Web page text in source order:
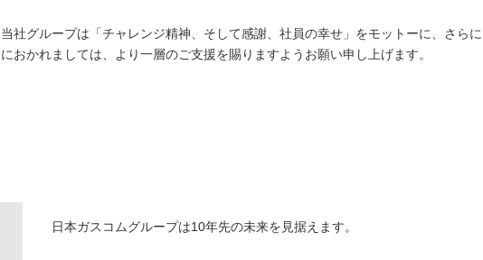
当社グループは「チャレンジ精神、そして感謝、社員の幸せ」をモットーに、さら
におかれましては、より一層のご支援を賜りますようお願い申し上げます。
日本ガスコムグループは10年先の未来を見据えます。